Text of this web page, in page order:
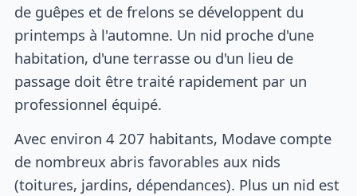
de guêpes et de frelons se développent du
printemps à l'automne. Un nid proche d'une
habitation, d'une terrasse ou d'un lieu de
passage doit être traité rapidement par un
professionnel équipé.
Avec environ 4 207 habitants, Modave compte
de nombreux abris favorables aux nids
(toitures, jardins, dépendances). Plus un nid est